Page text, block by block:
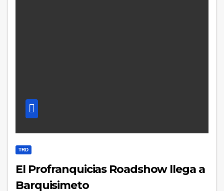
TRD
El Profranquicias Roadshow llega a
Barquisimeto